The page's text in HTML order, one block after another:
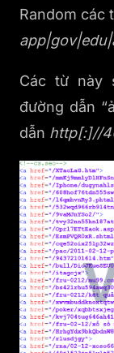
Random các
Các từ này
đường dẫn
dẫn http[:]//